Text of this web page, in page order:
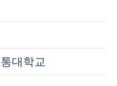
대학교